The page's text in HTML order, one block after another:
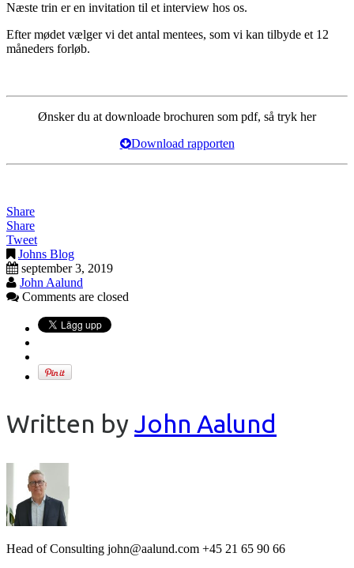
Næste trin er en invitation til et interview hos os.
Efter mødet vælger vi det antal mentees, som vi kan tilbyde et 12
måneders forløb.
Ønsker du at downloade brochuren som pdf, så tryk her
Download rapporten
Share
Share
Tweet
Johns Blog
september 3, 2019
John Aalund
Comments are closed
Written byJohn Aalund
Head of Consulting john@aalund.com +45 21 65 90 66